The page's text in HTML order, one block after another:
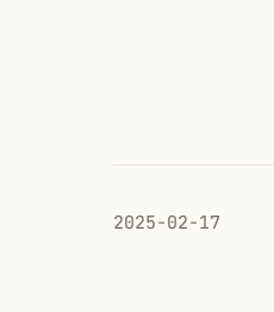
2025-02-17